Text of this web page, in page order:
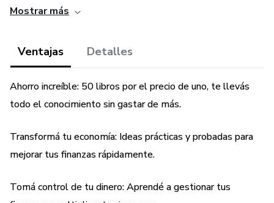
Y muchos mas
Mostrar más
Ventajas Detalles
Ahorro increíble: 50 libros por el precio de uno, te llevás
todo el conocimiento sin gastar de más.
Transformá tu economía: Ideas prácticas y probadas para
mejorar tus finanzas rápidamente.
Tomá control de tu dinero: Aprendé a gestionar tus